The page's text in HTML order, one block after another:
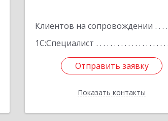
Клиентов на сопровождении
1С:Специалист
Отправить заявку
Показать контакты
Отправить заявку
Назад